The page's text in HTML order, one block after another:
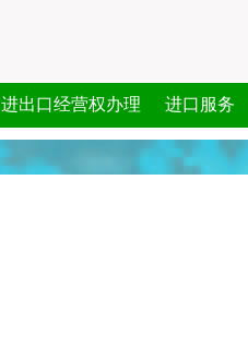
进出口经营权办理 进口服务